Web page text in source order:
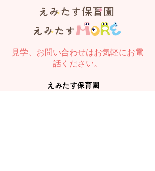
見学、お問い合わせはお気軽にお電
話ください。
えみたす保育園